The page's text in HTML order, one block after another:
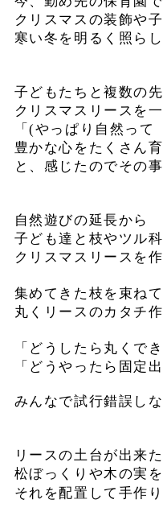
クリスマスの装飾や
寒い冬を明るく照ら
子どもたちと複数の
クリスマスリースを
「(やっぱり自然って
豊かな心をたくさん
と、感じたのでその
自然遊びの延長から
子ども達と枝やツル
クリスマスリースを
集めてきた枝を束ねて
丸くリースのカタチ作
「どうしたら丸くで
「どうやったら固定
みんなで試行錯誤し
リースの土台が出来
松ぼっくりや木の実
それを配置して 手作